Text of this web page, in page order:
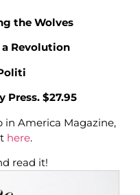
the Wolves
Revolution
Press. $27.95
in America Magazine,
here.
read it!